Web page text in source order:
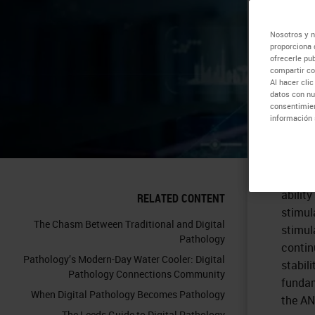
RELATED CONTENT
The Chasm Between Traditional and Digital
Pathology
Pathology’s Modern-Day Water Cooler: Digital
Pathology Connections Community
When Digital Pathology Becomes Pathology
In
ability
the
Nosotros y
proporciona
ofrecerle
compartir
Al hacer
datos con
información